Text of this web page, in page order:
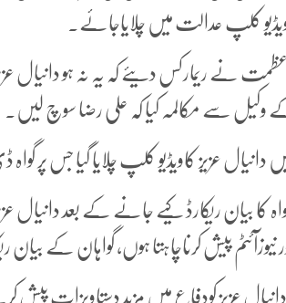
کلپ عدالت میں چلایاجائے۔
نے ریمارکس دیئے کہ یہ نہ ہو دانیال
وکیل سے مکالمہ کیا کہ علی رضا سوچ لیں۔
دانیال عزیز کاویڈیو کلپ چلایا گیا جس پر
کا بیان ریکارڈ کیے جانے کے بعد
نیوزآئٹم پیش کرناچاہتا ہوں، گواہان کے